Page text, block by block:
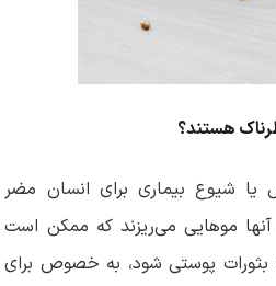
هستند؟
شیوع بیماری برای انسان مضر
آنها موهایی می‌ریزند که ممکن است
پوستی شود، به خصوص برای